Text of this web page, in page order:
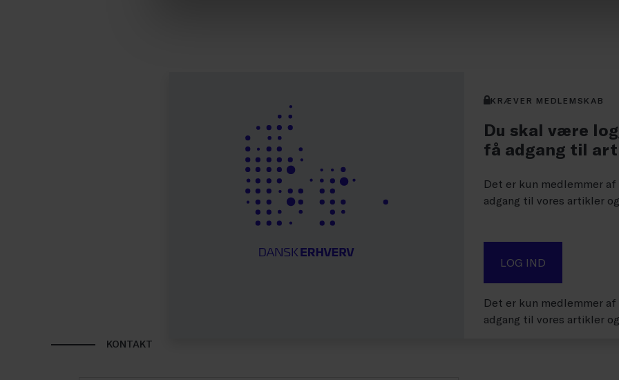
KRÆVER MEDLEMSKAB
Du skal være
få adgang til
Det er kun medlemmer af
adgang til vores artikler
LOG IND
Det er kun medlemmer af
adgang til vores artikler
KONTAKT